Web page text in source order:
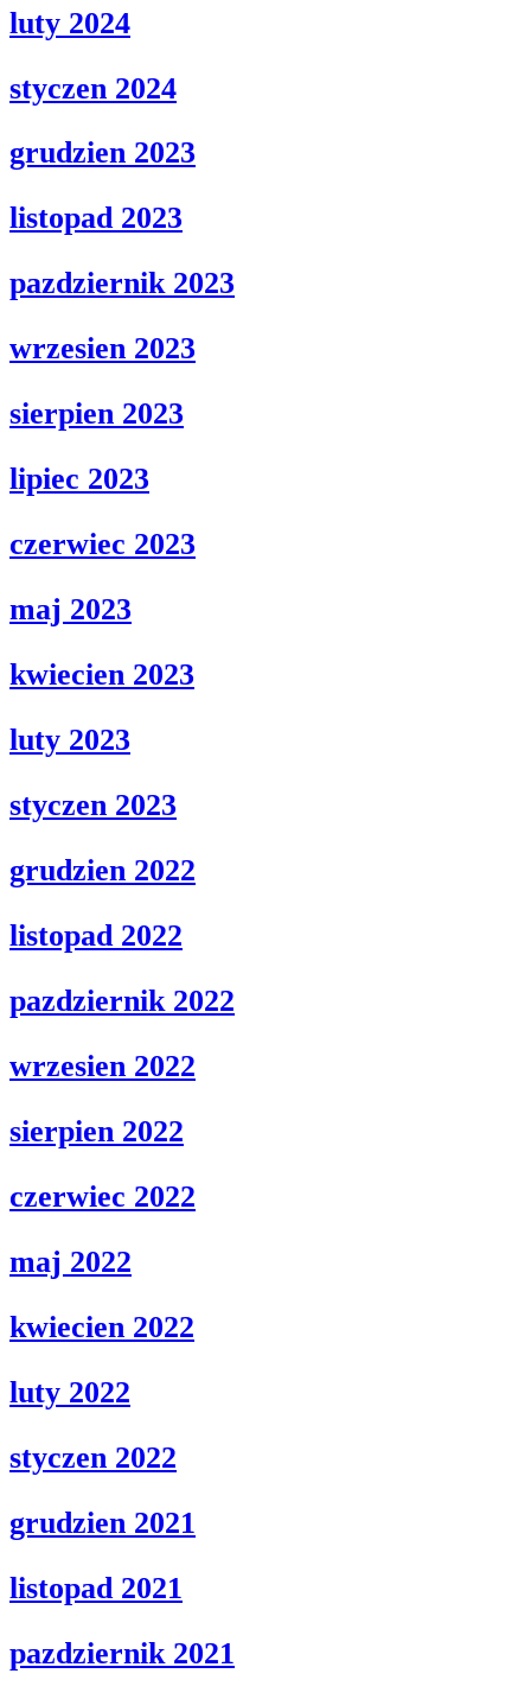
luty 2024
styczen 2024
grudzien 2023
listopad 2023
pazdziernik 2023
wrzesien 2023
sierpien 2023
lipiec 2023
czerwiec 2023
maj 2023
kwiecien 2023
luty 2023
styczen 2023
grudzien 2022
listopad 2022
pazdziernik 2022
wrzesien 2022
sierpien 2022
czerwiec 2022
maj 2022
kwiecien 2022
luty 2022
styczen 2022
grudzien 2021
listopad 2021
pazdziernik 2021